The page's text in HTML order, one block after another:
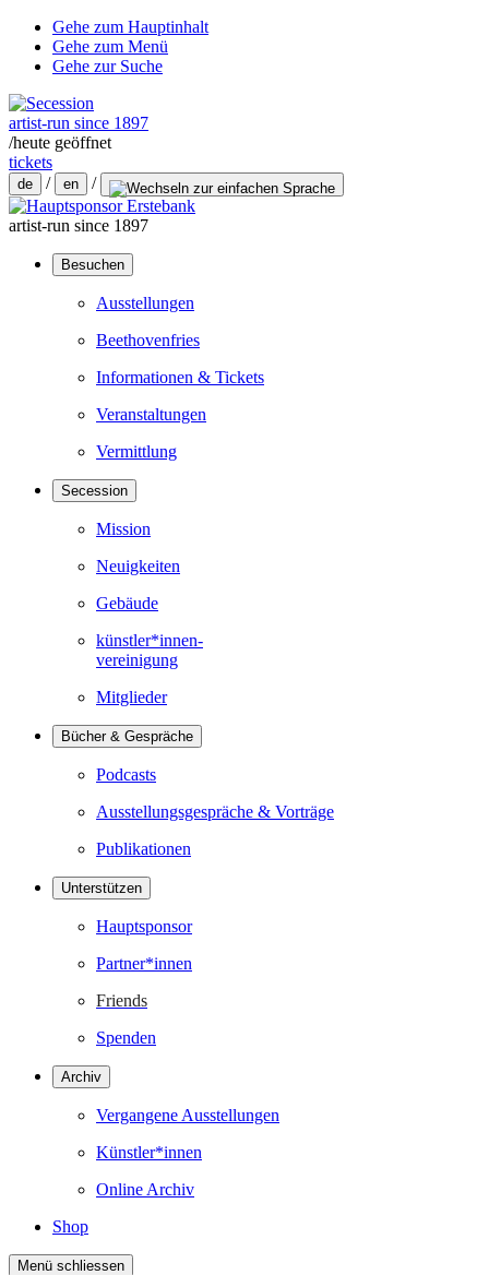
Gehe zum Hauptinhalt
Gehe zum Menü
Gehe zur Suche
artist-run since 1897
/heute geöffnet
tickets
de / en /
artist-run since 1897
Besuchen
Ausstellungen
Beethovenfries
Informationen & Tickets
Veranstaltungen
Vermittlung
Secession
Mission
Neuigkeiten
Gebäude
künstler*innen-
vereinigung
Mitglieder
Bücher & Gespräche
Podcasts
Ausstellungsgespräche & Vorträge
Publikationen
Unterstützen
Hauptsponsor
Partner*innen
Friends
Spenden
Archiv
Vergangene Ausstellungen
Künstler*innen
Online Archiv
Shop
Menü schliessen